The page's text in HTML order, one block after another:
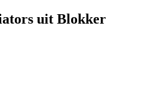
uit Blokker